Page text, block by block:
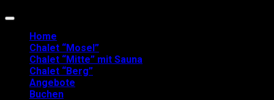
Home
Chalet “Mosel”
Chalet “Mitte” mit Sauna
Chalet “Berg”
Angebote
Buchen